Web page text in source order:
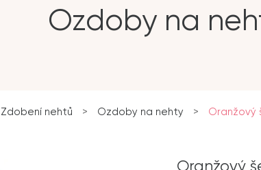
Ozdoby na
Zdobení nehtů > Ozdoby na nehty > Oranžový